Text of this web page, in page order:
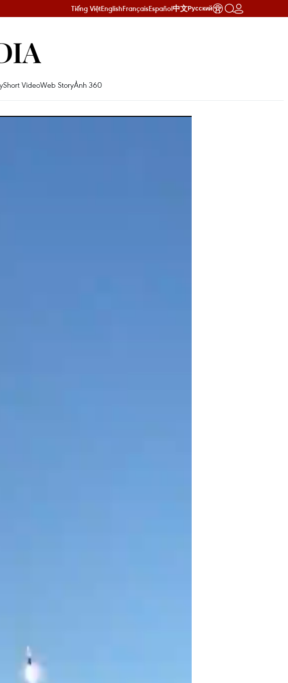
Tiếng ViệtEnglishFrançaisEspañol中文Русский
Short VideoWeb StoryẢnh 360